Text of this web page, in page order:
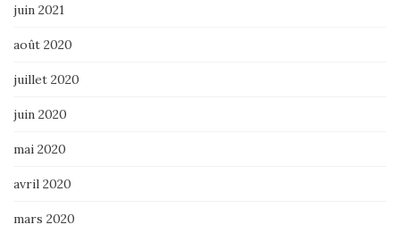
juin 2021
août 2020
juillet 2020
juin 2020
mai 2020
avril 2020
mars 2020